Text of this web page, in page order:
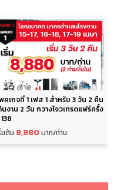
คเกจที่ 1 เฟส 1 สำหรับ 3 วัน 2 คืน
นงาน 2 วัน กวางโจวเทรดแฟร์ครั้ง
มต้น 8,880บาท/ท่าน